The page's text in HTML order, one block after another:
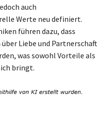
auch
Werte neu definiert.
führen dazu, dass
Liebe und Partnerschaft
was sowohl Vorteile als
bringt.